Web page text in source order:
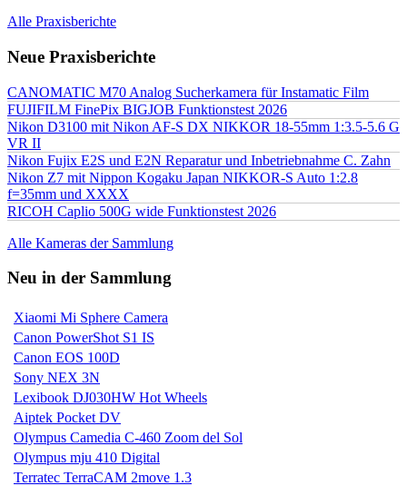
Alle Praxisberichte
Neue Praxisberichte
CANOMATIC M70 Analog Sucherkamera für Instamatic Film
FUJIFILM FinePix BIGJOB Funktionstest 2026
Nikon D3100 mit Nikon AF-S DX NIKKOR 18-55mm 1:3.5-5.6 G
VR II
Nikon Fujix E2S und E2N Reparatur und Inbetriebnahme C. Zahn
Nikon Z7 mit Nippon Kogaku Japan NIKKOR-S Auto 1:2.8
f=35mm und XXXX
RICOH Caplio 500G wide Funktionstest 2026
Alle Kameras der Sammlung
Neu in der Sammlung
Xiaomi Mi Sphere Camera
Canon PowerShot S1 IS
Canon EOS 100D
Sony NEX 3N
Lexibook DJ030HW Hot Wheels
Aiptek Pocket DV
Olympus Camedia C-460 Zoom del Sol
Olympus mju 410 Digital
Terratec TerraCAM 2move 1.3